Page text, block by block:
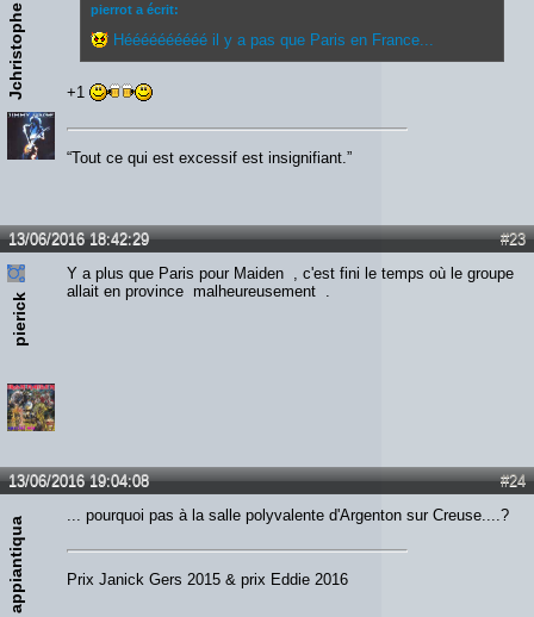
Jchristophe pierrot a écrit:
Héééééééééé il y a pas que Paris en France...
+1
“Tout ce qui est excessif est insignifiant.”
#23
13/06/2016 18:42:29
pierick
Y a plus que Paris pour Maiden , c'est fini le temps où le groupe
allait en province malheureusement .
#24
13/06/2016 19:04:08
appiantiqua
... pourquoi pas à la salle polyvalente d'Argenton sur Creuse....?
Prix Janick Gers 2015 & prix Eddie 2016